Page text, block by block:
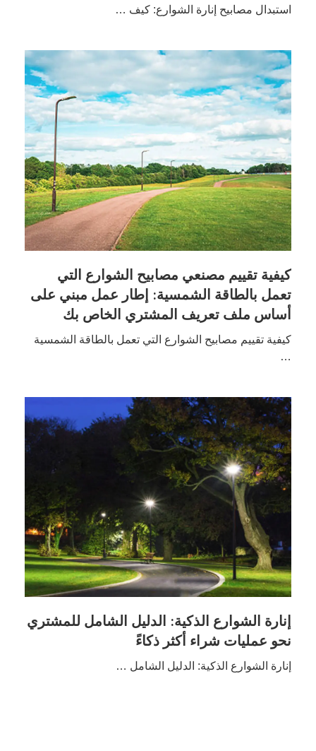
استبدال مصابيح إنارة الشوارع: كيف …
كيفية تقييم مصنعي مصابيح الشوارع التي
تعمل بالطاقة الشمسية: إطار عمل مبني على
أساس ملف تعريف المشتري الخاص بك
كيفية تقييم مصابيح الشوارع التي تعمل بالطاقة الشمسية
…
إنارة الشوارع الذكية: الدليل الشامل للمشتري
نحو عمليات شراء أكثر ذكاءً
إنارة الشوارع الذكية: الدليل الشامل …